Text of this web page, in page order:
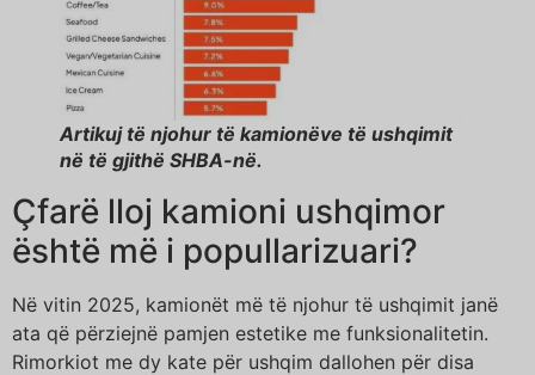
Artikuj të njohur të kamionëve të ushqimit
në të gjithë SHBA-në.
Çfarë lloj kamioni ushqimor
është më i popullarizuari?
Në vitin 2025, kamionët më të njohur të ushqimit janë
ata që përziejnë pamjen estetike me funksionalitetin.
Rimorkiot me dy kate për ushqim dallohen për disa